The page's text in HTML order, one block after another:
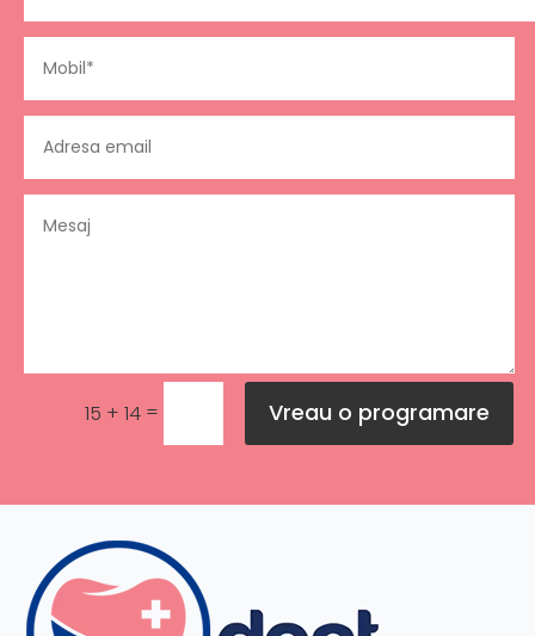
15 + 14 = Vreau o programare